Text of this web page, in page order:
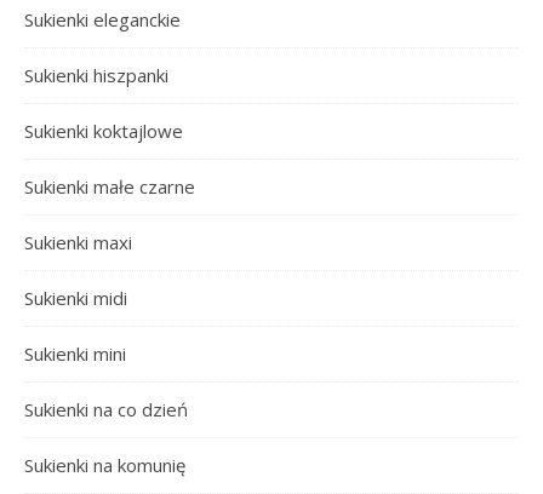
Sukienki eleganckie
Sukienki hiszpanki
Sukienki koktajlowe
Sukienki małe czarne
Sukienki maxi
Sukienki midi
Sukienki mini
Sukienki na co dzień
Sukienki na komunię